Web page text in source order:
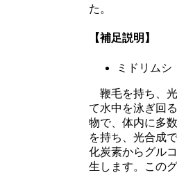
た。
【補足説明】
ミドリムシ
鞭毛を持ち、
て水中を泳ぎ回
物で、体内に多
を持ち、光合成
化炭素からグル
生します。この